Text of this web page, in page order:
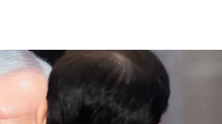
social israelitas
que o órgão presidido por
a sessão de quinta-feira
aéreos em Gaza,